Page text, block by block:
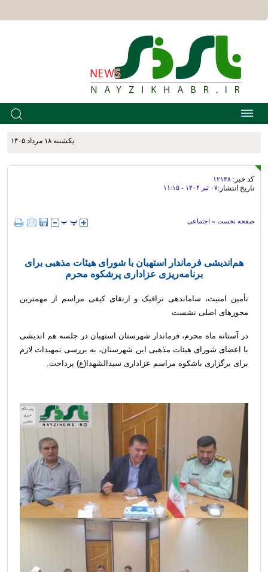
يکشنبه ۱۸ مرداد ۱۴۰۵
کد خبر: ۱۲۱۳۸
تاریخ انتشار:۰۷ تير ۱۴۰۴ - ۱۱:۱۵
صفحه نخست » اجتماعی
هم‌اندیشی فرماندار استهبان با شورای هیئات مذهبی برای
برنامه‌ریزی عزاداری پرشکوه محرم
تأمین امنیت، ساماندهی ترافیک و ارتقای کیفی مراسم از مهمترین
محورهای اصلی نشست
در آستانه ماه محرم، فرماندار شهرستان استهبان در جلسه هم اندیشی
با اعضای شورای هیئات مذهبی این شهرستان، به بررسی تمهیدات لازم
برای برگزاری باشکوه مراسم عزاداری سیدالشهدا(ع) پرداخت.